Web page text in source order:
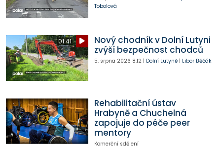
Tobolová
01:41
Nový chodník v Dolní Lutyni
zvýší bezpečnost chodců
5. srpna 2026 8:12| Dolní Lutyně| Libor Běčák
Rehabilitační ústav
Hrabyně a Chuchelná
zapojuje do péče peer
mentory
Komerční sdělení